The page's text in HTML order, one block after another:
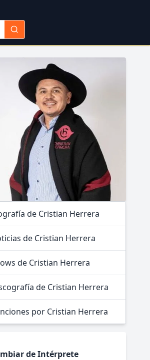
de Cristian Herrera
de Cristian Herrera
de Cristian Herrera
de Cristian Herrera
por Cristian Herrera
de Intérprete